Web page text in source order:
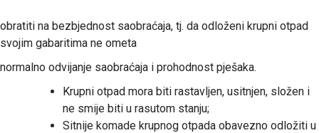
obratiti na bezbjednost saobraćaja, tj. da odloženi krupni otpad
svojim gabaritima ne ometa
normalno odvijanje saobraćaja i prohodnost pješaka.
Krupni otpad mora biti rastavljen, usitnjen, složen i
ne smije biti u rasutom stanju;
Sitnije komade krupnog otpada obavezno odložiti u